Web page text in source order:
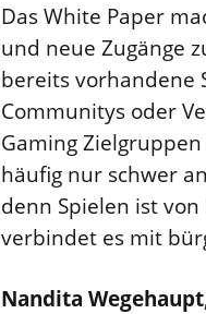
Das White Paper
und neue Zugänge
bereits vorhandene
Communitys oder
Gaming
häufig nur schwer
denn Spielen ist
verbindet es mit
Nandita Wegehaupt